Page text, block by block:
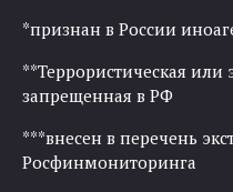
*признан в России
**Террористическая или
запрещенная в РФ
***внесен в перечень
Росфинмониторинга